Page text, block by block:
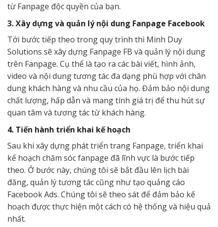
từ Fanpage độc quyền của bạn.
3. Xây dựng và quản lý nội dung Fanpage Facebook
Tới bước tiếp theo trong quy trình thì Minh Duy
Solutions sẽ xây dựng Fanpage FB và quản lý nội dung
trên Fanpage. Cụ thể là tạo ra các bài viết, hình ảnh,
video và nội dung tương tác đa dạng phù hợp với chân
dung khách hàng và nhu cầu của họ. Đảm bảo nội dung
chất lượng, hấp dẫn và mang tính giá trị để thu hút sự
quan tâm và tương tác từ khách hàng.
4. Tiến hành triển khai kế hoạch
Sau khi xây dựng phát triển trang Fanpage, triển khai
kế hoạch chăm sóc fanpage đã lĩnh vực là bước tiếp
theo. Ở bước này, chúng tôi sẽ bắt đầu lên lịch bài
đăng, quản lý tương tác cũng như tạo quảng cáo
Facebook Ads. Chúng tôi sẽ theo sát để đảm bảo kế
hoạch được thực hiện một cách có hệ thống và hiệu quả
nhất.